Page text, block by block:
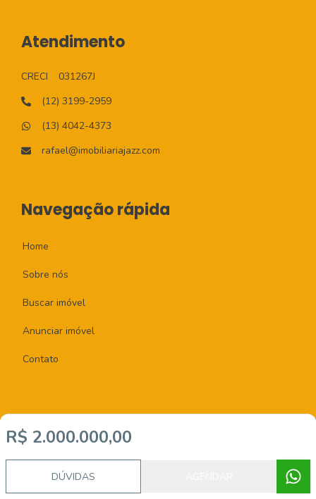
R$ 2.000.000,00
DÚVIDAS
Atendimento
CRECI
031267J
(12) 3199-2959
(13) 4042-4373
rafael@imobiliariajazz.com
Navegação rápida
Home
Sobre nós
Buscar imóvel
Anunciar imóvel
Contato
Imobiliária Certificada:
Selo de Tecnologia Loft